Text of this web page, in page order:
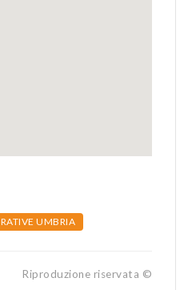
UMBRIA
Riproduzione riservata ©